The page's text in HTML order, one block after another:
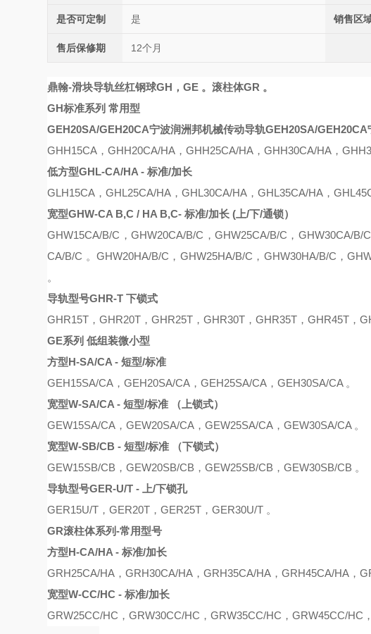
是否可定制 是 销售区
售后保修期 12个月
鼎翰-滑块导轨丝杠钢球GH，GE 。滚柱体GR 。
GH标准系列 常用型
GEH20SA/GEH20CA宁波润洲邦机械传动导轨GEH20SA/
GHH15CA ，GHH20CA/HA ，GHH25CA/HA ，GHH30CA/HA ，
低方型GHL-CA/HA - 标准/加长
GL H15CA ，GHL 25CA/HA ，GHL30CA/HA ，GHL35CA/HA ，GHL
宽型GHW-CA B,C / HA B,C- 标准/加长 (上/下/通锁）
GHW15CA/B/C ，GHW20CA/B/C ，GHW25CA/B/C ， GHW30CA/B/C
CA/B/C 。 GHW20HA/B/C ， GHW25HA/B/C， GHW30HA/B/C ，
。
导轨型号GHR-T 下锁式
GHR15T，GHR20T，GHR25T，GHR30T，GHR35T，GHR45T，
GE系列 低组装微小型
方型H-SA/CA - 短型/标准
GEH15SA/CA ，GEH20SA/CA ，GEH25SA/CA ，GEH30SA/CA 。
宽型W-SA/CA - 短型/标准 （上锁式）
GEW15SA/CA ，GEW20SA/CA ，GEW25SA/CA ，GEW30SA/CA 。
宽型W-SB/CB - 短型/标准 （下锁式）
GEW15SB/CB ，GEW20SB/CB ，GEW25SB/CB ，GEW30SB/CB 。
导轨型号GER-U/T - 上/下锁孔
GER15U/T，GER20T，GER25T，GER30U/T 。
GR滚柱体系列-常用型号
方型H-CA/HA - 标准/加长
GRH25CA/HA ，GRH30CA/HA ，GRH35CA/HA ，GRH45CA/HA ，G
宽型W-CC/HC - 标准/加长
GRW25CC/HC，GRW30CC/HC ，GRW35CC/HC ，GRW45CC/HC